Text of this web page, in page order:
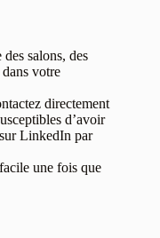
des salons, des
votre
directement
d’avoir
LinkedIn par
une fois que